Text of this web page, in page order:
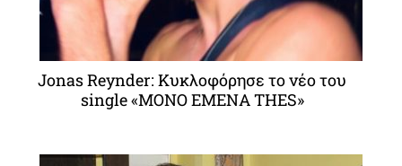
Jonas Reynder: Κυκλοφόρησε το νέο του
single «MONO EMENA THES»